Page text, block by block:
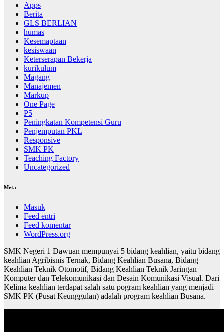
Apps
Berita
GLS BERLIAN
humas
Kesemaptaan
kesiswaan
Keterserapan Bekerja
kurikulum
Magang
Manajemen
Markup
One Page
P5
Peningkatan Kompetensi Guru
Penjemputan PKL
Responsive
SMK PK
Teaching Factory
Uncategorized
Meta
Masuk
Feed entri
Feed komentar
WordPress.org
SMK Negeri 1 Dawuan mempunyai 5 bidang keahlian, yaitu bidang
keahlian Agribisnis Ternak, Bidang Keahlian Busana, Bidang
Keahlian Teknik Otomotif, Bidang Keahlian Teknik Jaringan
Komputer dan Telekomunikasi dan Desain Komunikasi Visual. Dari
Kelima keahlian terdapat salah satu pogram keahlian yang menjadi
SMK PK (Pusat Keunggulan) adalah program keahlian Busana.